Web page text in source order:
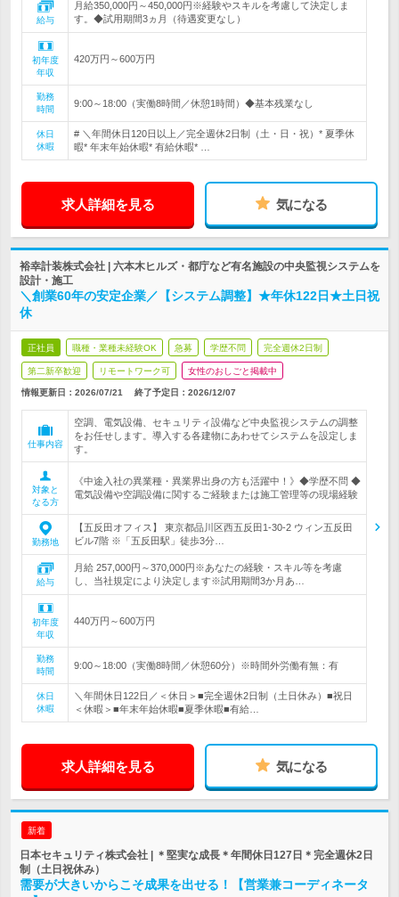
給与
月給350,000円～450,000円※経験やスキルを考慮して決定しま
す。◆試用期間3ヵ月（待遇変更なし）
初年度
年収
420万円～600万円
勤務
時間
9:00～18:00（実働8時間／休憩1時間）◆基本残業なし
休日
休暇
# ＼年間休日120日以上／完全週休2日制（土・日・祝）* 夏季休
暇* 年末年始休暇* 有給休暇* …
求人詳細を見る 気になる
裕幸計装株式会社 | 六本木ヒルズ・都庁など有名施設の中央監視システムを
設計・施工
＼創業60年の安定企業／【システム調整】★年休122日★土日祝
休
正社員 職種・業種未経験OK 急募 学歴不問 完全週休2日制
第二新卒歓迎 リモートワーク可 女性のおしごと掲載中
情報更新日：2026/07/21 終了予定日： 2026/12/07
仕事内容
空調、電気設備、セキュリティ設備など中央監視システムの調整
をお任せします。導入する各建物にあわせてシステムを設定しま
す。
対象と
なる方
《中途入社の異業種・異業界出身の方も活躍中！》◆学歴不問 ◆
電気設備や空調設備に関するご経験または施工管理等の現場経験
勤務地
【五反田オフィス】 東京都品川区西五反田1-30-2 ウィン五反田
ビル7階 ※「五反田駅」徒歩3分…
給与
月給 257,000円～370,000円※あなたの経験・スキル等を考慮
し、当社規定により決定します※試用期間3か月あ…
初年度
年収
440万円～600万円
勤務
時間
9:00～18:00（実働8時間／休憩60分）※時間外労働有無：有
休日
休暇
＼年間休日122日／＜休日＞■完全週休2日制（土日休み）■祝日
＜休暇＞■年末年始休暇■夏季休暇■有給…
求人詳細を見る 気になる
新着
日本セキュリティ株式会社 | ＊堅実な成長＊年間休日127日＊完全週休2日
制（土日祝休み）
需要が大きいからこそ成果を出せる！【営業兼コーディネータ